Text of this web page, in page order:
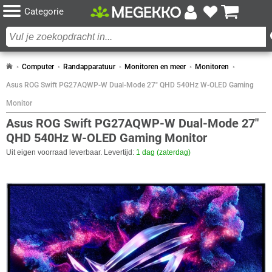
Categorie
Computer Randapparatuur Monitoren en meer Monitoren
Asus ROG Swift PG27AQWP-W Dual-Mode 27" QHD 540Hz W-OLED Gaming
Monitor
Asus ROG Swift PG27AQWP-W Dual-Mode 27"
QHD 540Hz W-OLED Gaming Monitor
Uit eigen voorraad leverbaar. Levertijd: 1 dag (zaterdag)
SPECIFICATIES
BEELDSCHERM
Eigenschap Waarde
Beeldoppervlakte
Glans
Paneel Type
W-OLED
Curved
✖︎